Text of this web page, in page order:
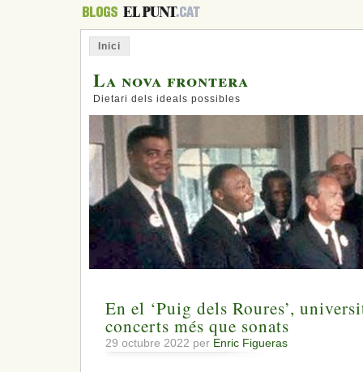
Inici
La nova frontera
Dietari dels ideals possibles
En el ‘Puig dels Roures’,
concerts més que sonats
29 octubre 2022 per Enric Figueras